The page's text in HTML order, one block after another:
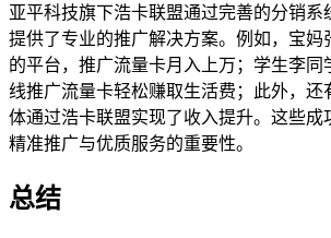
亚平科技旗下浩卡联盟通过完善的分销系
提供了专业的推广解决方案。例如，宝妈
的平台，推广流量卡月入上万；学生李同
线推广流量卡轻松赚取生活费；此外，还
体通过浩卡联盟实现了收入提升。这些成
精准推广与优质服务的重要性。
总结